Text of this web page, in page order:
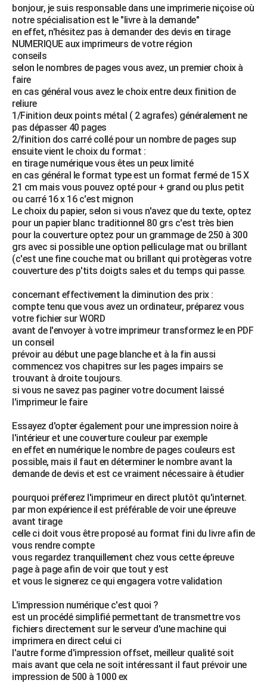
bonjour, je suis responsable dans une imprimerie niçoise où
notre spécialisation est le "livre à la demande"
en effet, n'hésitez pas à demander des devis en tirage
NUMERIQUE aux imprimeurs de votre région
conseils
selon le nombres de pages vous avez, un premier choix à
faire
en cas général vous avez le choix entre deux finition de
reliure
1/Finition deux points métal ( 2 agrafes) généralement ne
pas dépasser 40 pages
2/finition dos carré collé pour un nombre de pages sup
ensuite vient le choix du format :
en tirage numérique vous êtes un peux limité
en cas général le format type est un format fermé de 15 X
21 cm mais vous pouvez opté pour + grand ou plus petit
ou carré 16 x 16 c'est mignon
Le choix du papier, selon si vous n'avez que du texte, optez
pour un papier blanc traditionnel 80 grs c'est très bien
pour la couverture optez pour un grammage de 250 à 300
grs avec si possible une option pelliculage mat ou brillant
(c'est une fine couche mat ou brillant qui protègeras votre
couverture des p'tits doigts sales et du temps qui passe.
concernant effectivement la diminution des prix :
compte tenu que vous avez un ordinateur, préparez vous
votre fichier sur WORD
avant de l'envoyer à votre imprimeur transformez le en PDF
un conseil
prévoir au début une page blanche et à la fin aussi
commencez vos chapitres sur les pages impairs se
trouvant à droite toujours.
si vous ne savez pas paginer votre document laissé
l'imprimeur le faire
Essayez d'opter également pour une impression noire à
l'intérieur et une couverture couleur par exemple
en effet en numérique le nombre de pages couleurs est
possible, mais il faut en déterminer le nombre avant la
demande de devis et est ce vraiment nécessaire à étudier
pourquoi préferez l'imprimeur en direct plutôt qu'internet.
par mon expérience il est préférable de voir une épreuve
avant tirage
celle ci doit vous être proposé au format fini du livre afin de
vous rendre compte
vous regardez tranquillement chez vous cette épreuve
page à page afin de voir que tout y est
et vous le signerez ce qui engagera votre validation
L'impression numérique c'est quoi ?
est un procédé simplifié permettant de transmettre vos
fichiers directement sur le serveur d'une machine qui
imprimera en direct celui ci
l'autre forme d'impression offset, meilleur qualité soit
mais avant que cela ne soit intéressant il faut prévoir une
impression de 500 à 1000 ex